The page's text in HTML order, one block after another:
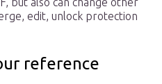
edit, unlock protection
reference